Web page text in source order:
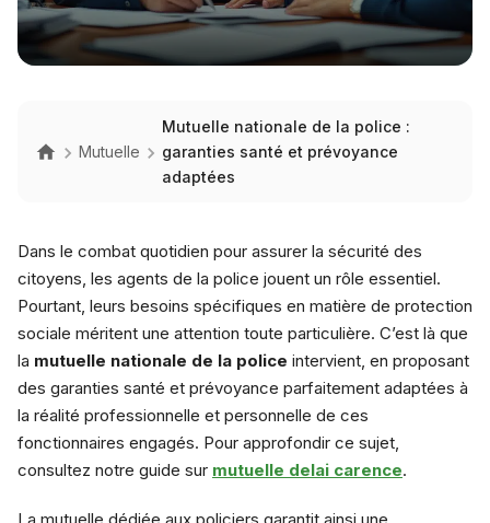
Mutuelle
Mutuelle nationale de la police :
garanties santé et prévoyance
adaptées
Dans le combat quotidien pour assurer la sécurité des
citoyens, les agents de la police jouent un rôle essentiel.
Pourtant, leurs besoins spécifiques en matière de protection
sociale méritent une attention toute particulière. C’est là que
la mutuelle nationale de la police intervient, en proposant
des garanties santé et prévoyance parfaitement adaptées à
la réalité professionnelle et personnelle de ces
fonctionnaires engagés. Pour approfondir ce sujet,
consultez notre guide sur mutuelle delai carence.